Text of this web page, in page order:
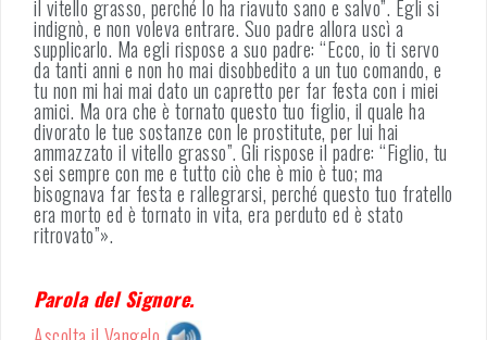
il vitello grasso, perché lo ha riavuto sano e salvo”. Egli si
indignò, e non voleva entrare. Suo padre allora uscì a
supplicarlo. Ma egli rispose a suo padre: “Ecco, io ti servo
da tanti anni e non ho mai disobbedito a un tuo comando, e
tu non mi hai mai dato un capretto per far festa con i miei
amici. Ma ora che è tornato questo tuo figlio, il quale ha
divorato le tue sostanze con le prostitute, per lui hai
ammazzato il vitello grasso”. Gli rispose il padre: “Figlio, tu
sei sempre con me e tutto ciò che è mio è tuo; ma
bisognava far festa e rallegrarsi, perché questo tuo fratello
era morto ed è tornato in vita, era perduto ed è stato
ritrovato”».
Parola del Signore.